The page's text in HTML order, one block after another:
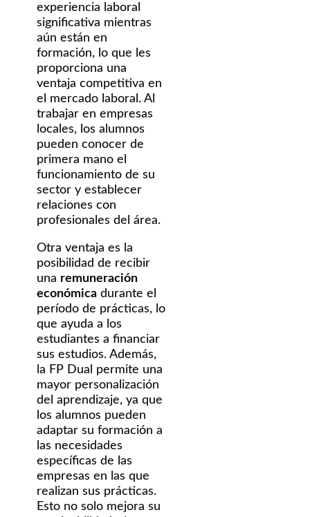
experiencia laboral
significativa mientras
aún están en
formación, lo que les
proporciona una
ventaja competitiva en
el mercado laboral. Al
trabajar en empresas
locales, los alumnos
pueden conocer de
primera mano el
funcionamiento de su
sector y establecer
relaciones con
profesionales del área.
Otra ventaja es la
posibilidad de recibir
una remuneración
económica durante el
período de prácticas, lo
que ayuda a los
estudiantes a financiar
sus estudios. Además,
la FP Dual permite una
mayor personalización
del aprendizaje, ya que
los alumnos pueden
adaptar su formación a
las necesidades
específicas de las
empresas en las que
realizan sus prácticas.
Esto no solo mejora su